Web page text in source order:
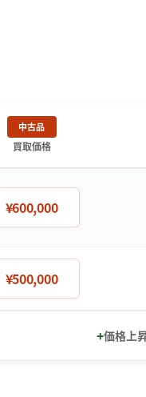
中古品
買取価格
¥600,000
¥500,000
+価格上